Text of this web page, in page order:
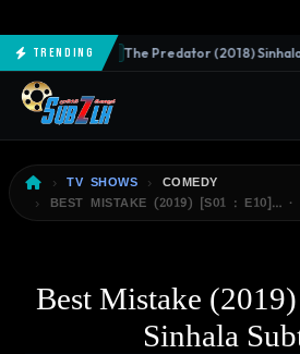
TrendingNEW The Predator (2018)
TV SHOWS
COMEDY
BEST MISTAKE (2019) [S01 : E10]… ·
Best Mistake
Sinhala